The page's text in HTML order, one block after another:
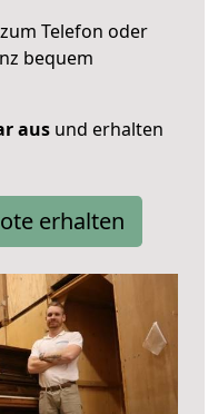
Telefon oder
bequem
aus und erhalten
erhalten